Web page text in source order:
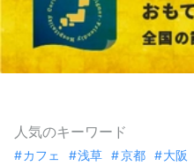
人気のキーワード
カフェ 浅草 京都 大阪